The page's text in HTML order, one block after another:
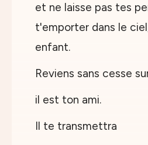
et ne laisse pas tes
t'emporter dans le
enfant.
Reviens sans cesse
il est ton ami.
Il te transmettra